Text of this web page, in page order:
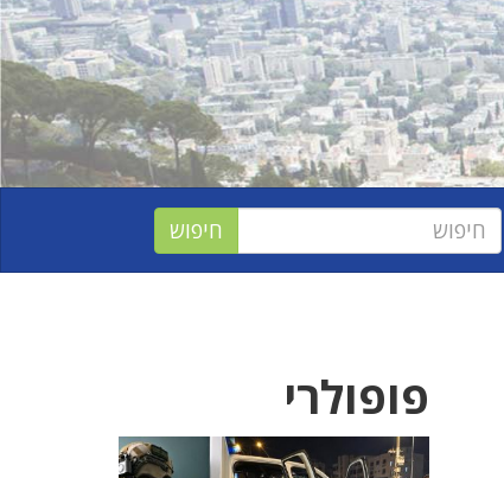
פופולרי